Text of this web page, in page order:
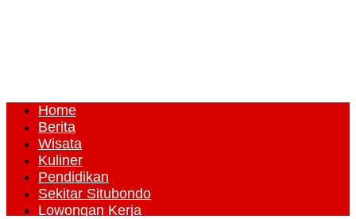
Home
Berita
Wisata
Kuliner
Pendidikan
Sekitar Situbondo
Lowongan Kerja